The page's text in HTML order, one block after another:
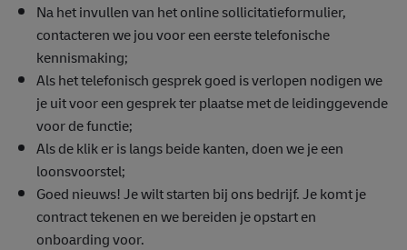
Na het invullen van het online sollicitatieformulier,
contacteren we jou voor een eerste telefonische
kennismaking;
Als het telefonisch gesprek goed is verlopen nodigen we
je uit voor een gesprek ter plaatse met de leidinggevende
voor de functie;
Als de klik er is langs beide kanten, doen we je een
loonsvoorstel;
Goed nieuws! Je wilt starten bij ons bedrijf. Je komt je
contract tekenen en we bereiden je opstart en
onboarding voor.